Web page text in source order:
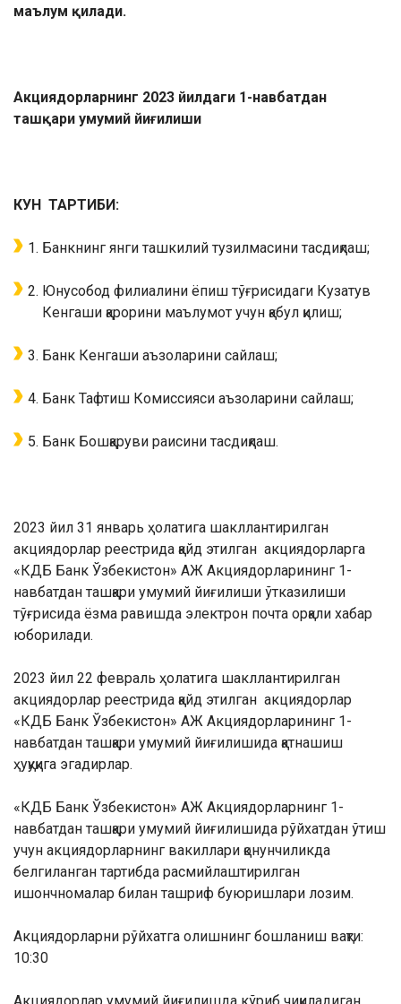
маълум қилади.
Акциядорларнинг 2023 йилдаги 1-навбатдан
ташқари умумий йиғилиши
КУН ТАРТИБИ:
Банкнинг янги ташкилий тузилмасини тасдиқлаш;
Юнусобод филиалини ёпиш тўғрисидаги Кузатув
Кенгаши қарорини маълумот учун қабул қилиш;
Банк Кенгаши аъзоларини сайлаш;
Банк Тафтиш Комиссияси аъзоларини сайлаш;
Банк Бошқаруви раисини тасдиқлаш.
2023 йил 31 январь ҳолатига шакллантирилган
акциядорлар реестрида қайд этилган акциядорларга
«КДБ Банк Ўзбекистон» АЖ Акциядорларининг 1-
навбатдан ташқари умумий йиғилиши ўтказилиши
тўғрисида ёзма равишда электрон почта орқали хабар
юборилади.
2023 йил 22 февраль ҳолатига шакллантирилган
акциядорлар реестрида қайд этилган акциядорлар
«КДБ Банк Ўзбекистон» АЖ Акциядорларининг 1-
навбатдан ташқари умумий йиғилишида қатнашиш
ҳуқуқига эгадирлар.
«КДБ Банк Ўзбекистон» АЖ Акциядорларнинг 1-
навбатдан ташқари умумий йиғилишида рўйхатдан ўтиш
учун акциядорларнинг вакиллари қонунчиликда
белгиланган тартибда расмийлаштирилган
ишончномалар билан ташриф буюришлари лозим.
Акциядорларни рўйхатга олишнинг бошланиш вақти:
10:30